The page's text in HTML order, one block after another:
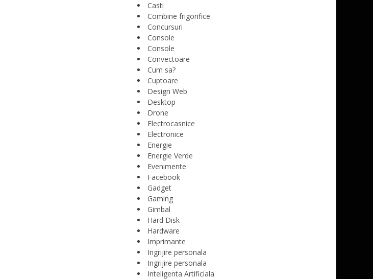
Casti
Combine frigorifice
Concursuri
Console
Console
Convectoare
Cum sa?
Cuptoare
Design Web
Desktop
Drone
Electrocasnice
Electronice
Energie
Energie Verde
Evenimente
Facebook
Gadget
Gaming
Gimbal
Hard Disk
Hardware
Imprimante
Ingrijire personala
Ingrijire personala
Inteligenta Artificiala